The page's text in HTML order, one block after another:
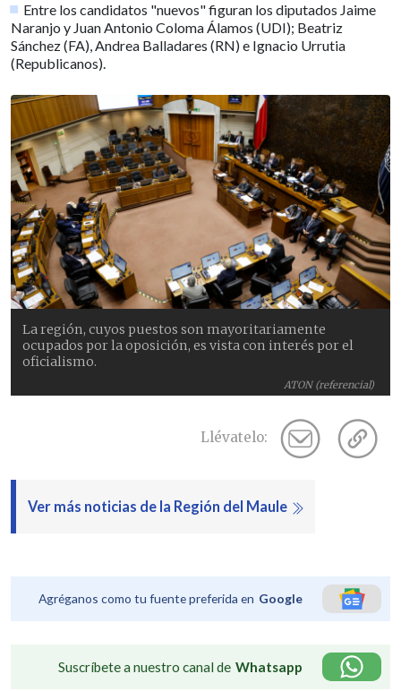
Entre los candidatos "nuevos" figuran los diputados Jaime
Naranjo y Juan Antonio Coloma Álamos (UDI); Beatriz
Sánchez (FA), Andrea Balladares (RN) e Ignacio Urrutia
(Republicanos).
ATON (referencial)
La región, cuyos puestos son mayoritariamente
ocupados por la oposición, es vista con interés por el
oficialismo.
Llévatelo:
Ver más noticias de la Región del Maule
Agréganos como tu fuente preferida en Google
Suscríbete a nuestro canal de Whatsapp